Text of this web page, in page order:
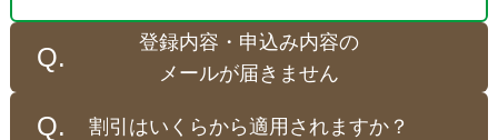
登録内容・申込み内容の
メールが届きません
割引はいくらから適用されますか？